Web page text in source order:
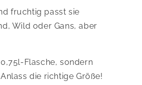
fruchtig passt sie
Wild oder Gans, aber
Flasche, sondern
die richtige Größe!